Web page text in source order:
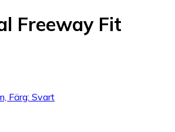
Freeway Fit
Färg: Svart